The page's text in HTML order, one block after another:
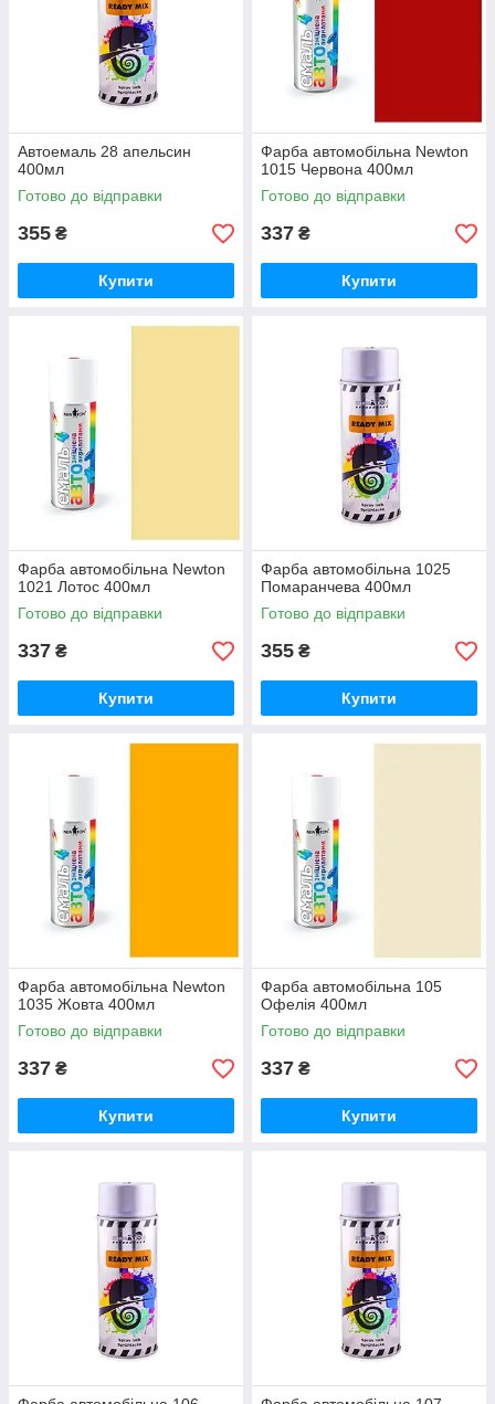
Автоемаль 28 апельсин
400мл
Готово до відправки
355 ₴
Купити
Фарба автомобільна Newton
1015 Червона 400мл
Готово до відправки
337 ₴
Купити
Фарба автомобільна Newton
1021 Лотос 400мл
Готово до відправки
337 ₴
Купити
Фарба автомобільна 1025
Помаранчева 400мл
Готово до відправки
355 ₴
Купити
Фарба автомобільна Newton
1035 Жовта 400мл
Готово до відправки
337 ₴
Купити
Фарба автомобільна 105
Офелія 400мл
Готово до відправки
337 ₴
Купити